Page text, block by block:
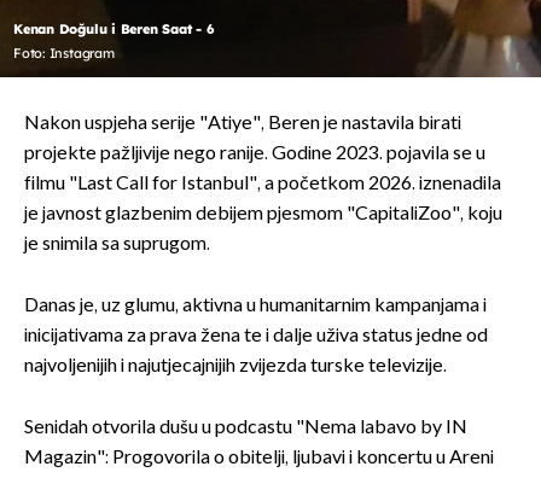
Kenan Doğulu i Beren Saat - 6
Foto: Instagram
Nakon uspjeha serije "Atiye", Beren je nastavila birati
projekte pažljivije nego ranije. Godine 2023. pojavila se u
filmu "Last Call for Istanbul", a početkom 2026. iznenadila
je javnost glazbenim debijem pjesmom "CapitaliZoo", koju
je snimila sa suprugom.
Danas je, uz glumu, aktivna u humanitarnim kampanjama i
inicijativama za prava žena te i dalje uživa status jedne od
najvoljenijih i najutjecajnijih zvijezda turske televizije.
Senidah otvorila dušu u podcastu "Nema labavo by IN
Magazin": Progovorila o obitelji, ljubavi i koncertu u Areni